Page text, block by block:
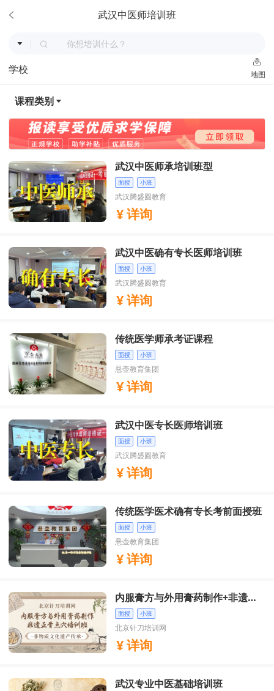
武汉中医师培训班
学校 地图
课程类别
武汉中医师承培训班型
面授 小班
武汉腾盛圆教育
详询
武汉中医确有专长医师培训班
面授 小班
武汉腾盛圆教育
详询
传统医学师承考证课程
面授 小班
悬壶教育集团
详询
武汉中医专长医师培训班
面授 小班
武汉腾盛圆教育
详询
传统医学医术确有专长考前面授班
面授 小班
悬壶教育集团
详询
内服膏方与外用膏药制作+非遗正
骨点穴培训班
面授 小班
北京针刀培训网
详询
武汉专业中医基础培训班